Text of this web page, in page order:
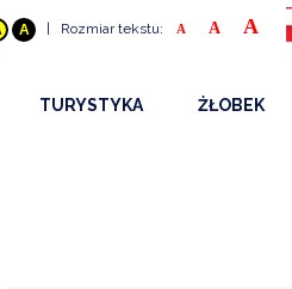
A | Rozmiar tekstu: A A A
TURYSTYKA ŻŁOBEK